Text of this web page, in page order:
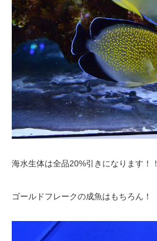
海水生体は全品20%引きになります！！
ゴールドフレークの成魚はもちろん！